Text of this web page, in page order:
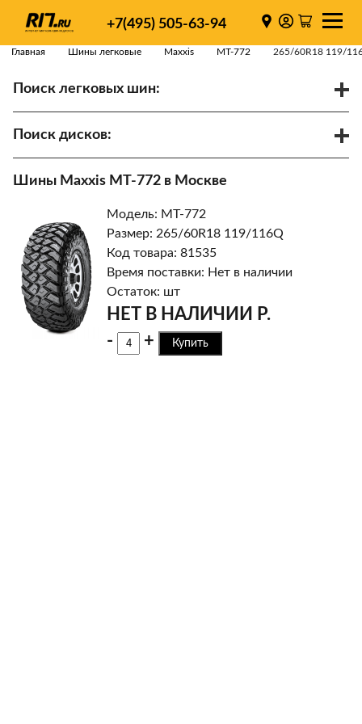
+7(495) 505-63-94
Главная Шины легковые Maxxis MT-772 265/60R18 119/
Поиск легковых шин:
Поиск дисков:
Найти
Шины Maxxis MT-772 в Москве
Модель: MT-772
Размер: 265/60R18 119/116Q
Код товара: 81535
Время поставки: Нет в наличии
Остаток: шт
НЕТ В НАЛИЧИИ Р.
-
+ Купить